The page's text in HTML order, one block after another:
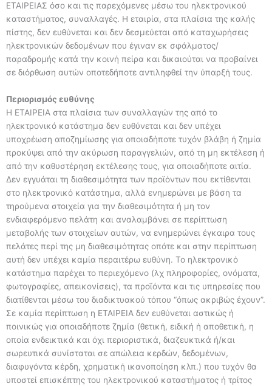
ΕΤΑΙΡΕΙΑΣ όσο και τις παρεχόμενες μέσω του ηλεκτρονικού
καταστήματος, συναλλαγές. Η εταιρία, στα πλαίσια της καλής
πίστης, δεν ευθύνεται και δεν δεσμεύεται από καταχωρήσεις
ηλεκτρονικών δεδομένων που έγιναν εκ σφάλματος/
παραδρομής κατά την κοινή πείρα και δικαιούται να προβαίνει
σε διόρθωση αυτών οποτεδήποτε αντιληφθεί την ύπαρξή τους.
Περιορισμός ευθύνης
Η ΕΤΑΙΡΕΙΑ στα πλαίσια των συναλλαγών της από το
ηλεκτρονικό κατάστημα δεν ευθύνεται και δεν υπέχει
υποχρέωση αποζημίωσης για οποιαδήποτε τυχόν βλάβη ή ζημία
προκύψει από την ακύρωση παραγγελιών, από τη μη εκτέλεση ή
από την καθυστέρηση εκτέλεσης τους, για οποιαδήποτε αιτία.
Δεν εγγυάται τη διαθεσιμότητα των προϊόντων που εκτίθενται
στο ηλεκτρονικό κατάστημα, αλλά ενημερώνει με βάση τα
τηρούμενα στοιχεία για την διαθεσιμότητα ή μη τον
ενδιαφερόμενο πελάτη και αναλαμβάνει σε περίπτωση
μεταβολής των στοιχείων αυτών, να ενημερώνει έγκαιρα τους
πελάτες περί της μη διαθεσιμότητας οπότε και στην περίπτωση
αυτή δεν υπέχει καμία περαιτέρω ευθύνη. Το ηλεκτρονικό
κατάστημα παρέχει το περιεχόμενο (λχ πληροφορίες, ονόματα,
φωτογραφίες, απεικονίσεις), τα προϊόντα και τις υπηρεσίες που
διατίθενται μέσω του διαδικτυακού τόπου “όπως ακριβώς έχουν”.
Σε καμία περίπτωση η ΕΤΑΙΡΕΙΑ δεν ευθύνεται αστικώς ή
ποινικώς για οποιαδήποτε ζημία (θετική, ειδική ή αποθετική, η
οποία ενδεικτικά και όχι περιοριστικά, διαζευκτικά ή/και
σωρευτικά συνίσταται σε απώλεια κερδών, δεδομένων,
διαφυγόντα κέρδη, χρηματική ικανοποίηση κλπ.) που τυχόν θα
υποστεί επισκέπτης του ηλεκτρονικού καταστήματος ή τρίτος